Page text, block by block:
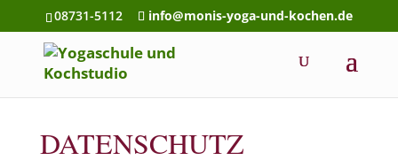
08731-5112 info@monis-yoga-und-kochen.de
DATENSCHUTZ